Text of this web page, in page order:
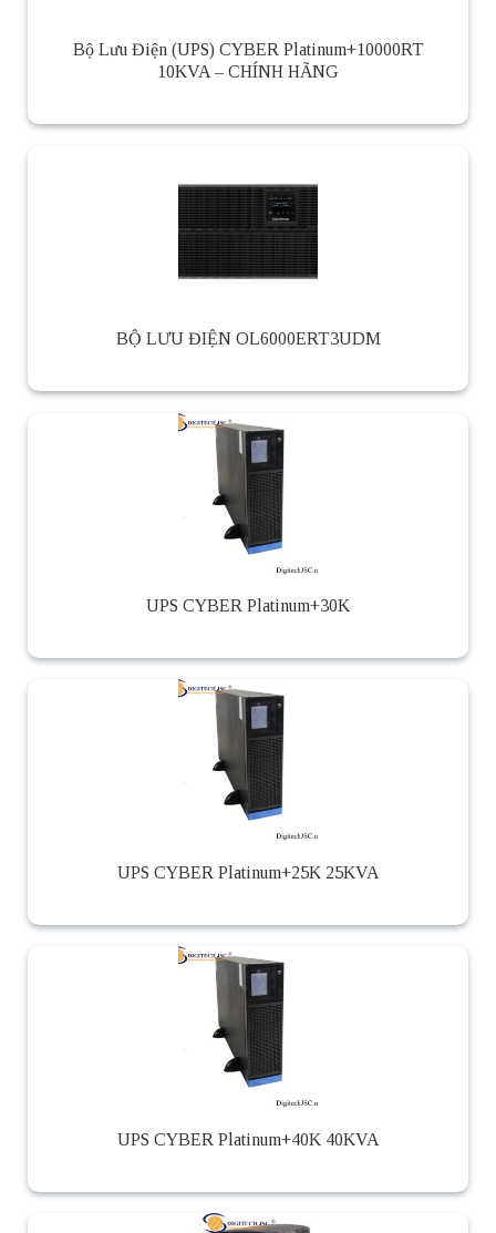
Bộ Lưu Điện (UPS) CYBER Platinum+10000RT
10KVA – CHÍNH HÃNG
BỘ LƯU ĐIỆN OL6000ERT3UDM
UPS CYBER Platinum+30K
UPS CYBER Platinum+25K 25KVA
UPS CYBER Platinum+40K 40KVA